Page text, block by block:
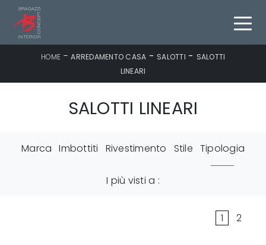
HOME -ARREDAMENTO CASA - SALOTTI - SALOTTI
LINEARI
SALOTTI LINEARI
Marca Imbottiti Rivestimento Stile Tipologia
I più visti a :
1 2